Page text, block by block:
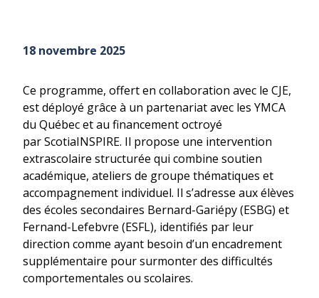
18 novembre 2025
Ce programme, offert en collaboration avec le CJE,
est déployé grâce à un partenariat avec les YMCA
du Québec et au financement octroyé
par ScotiaINSPIRE. Il propose une intervention
extrascolaire structurée qui combine soutien
académique, ateliers de groupe thématiques et
accompagnement individuel. Il s’adresse aux élèves
des écoles secondaires Bernard-Gariépy (ESBG) et
Fernand-Lefebvre (ESFL), identifiés par leur
direction comme ayant besoin d’un encadrement
supplémentaire pour surmonter des difficultés
comportementales ou scolaires.